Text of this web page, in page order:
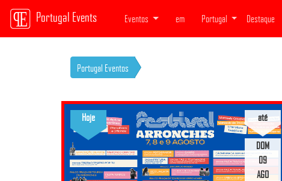
Portugal Events Eventos em Portugal Destaque
Portugal Eventos
até
DOM
09
AGO
Hoje